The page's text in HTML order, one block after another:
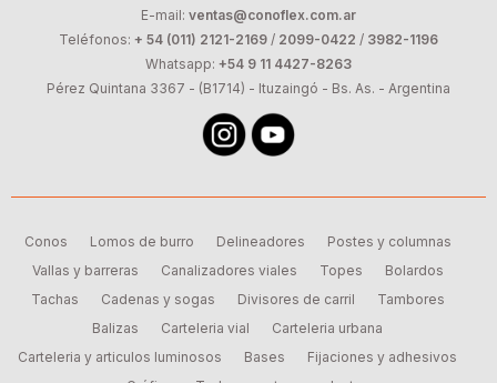
E-mail: ventas@conoflex.com.ar
Teléfonos: + 54 (011) 2121-2169 / 2099-0422 / 3982-1196
Whatsapp: +54 9 11 4427-8263
Pérez Quintana 3367 - (B1714) - Ituzaingó - Bs. As. - Argentina
Conos Lomos de burro Delineadores
Postes y columnas
Vallas y barreras
Canalizadores viales Topes
Bolardos
Tachas
Cadenas y sogas Divisores de carril
Tambores
Balizas
Carteleria vial
Carteleria urbana
Carteleria y articulos luminosos
Bases
Fijaciones y adhesivos